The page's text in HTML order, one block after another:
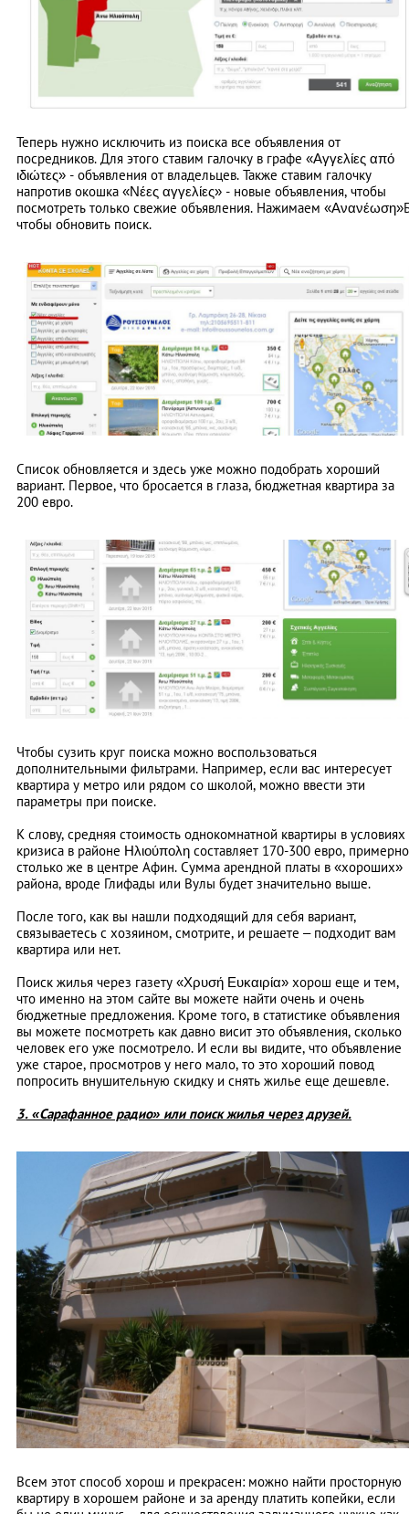
Теперь нужно исключить из поиска все объявления от
посредников. Для этого ставим галочку в графе «Αγγελίες από
ιδιώτες» - объявления от владельцев. Также ставим галочку
напротив окошка «Νέες αγγελίες» - новые объявления, чтобы
посмотреть только свежие объявления. Нажимаем
чтобы обновить поиск.
Список обновляется и здесь уже можно подобрать хороший
вариант. Первое, что бросается в глаза, бюджетная квартира за
200 евро.
Чтобы сузить круг поиска можно воспользоваться
дополнительными фильтрами. Например, если вас интересует
квартира у метро или рядом со школой, можно ввести эти
параметры при поиске.
К слову, средняя стоимость однокомнатной квартиры в условиях
кризиса в районе Ηλιούπολη составляет 170-300 евро, примерно
столько же в центре Афин. Сумма арендной платы в «хороших»
района, вроде Глифады или Вулы будет значительно выше.
После того, как вы нашли подходящий для себя вариант,
связываетесь с хозяином, смотрите, и решаете – подходит вам
квартира или нет.
Поиск жилья через газету «Χρυσή Ευκαιρία» хорош еще и тем,
что именно на этом сайте вы можете найти очень и очень
бюджетные предложения. Кроме того, в статистике объявления
вы можете посмотреть как давно висит это объявления, сколько
человек его уже посмотрело. И если вы видите, что объявление
уже старое, просмотров у него мало, то это хороший повод
попросить внушительную скидку и снять жилье еще дешевле.
3. «Сарафанное радио» или поиск жилья через друзей.
Всем этот способ хорош и прекрасен: можно найти просторную
квартиру в хорошем районе и за аренду платить копейки, если